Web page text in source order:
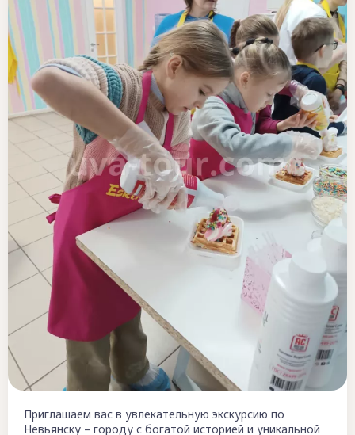
Приглашаем вас в увлекательную экскурсию по
Невьянску – городу с богатой историей и уникальной